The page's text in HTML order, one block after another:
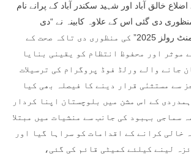
خالق آباد اور شہید سکندر آباد کے پرانے نام
دی گئی اس کے علاوہ کابینہ نے “دی
ہاسپٹل ویسٹ مینجمنٹ رولز 2025” کی منظوری دی تاکہ صحت کے
موثر اور محفوظ انتظام کو یقینی بنایا
جانے والے ورلڈ فوڈ پروگرام کی ترسیلات
سے مستثنٰی قرار دینے کا فیصلہ بھی کیا
کے اس مشن میں بلوچستان اپنا کردار
سماجی بہبود کی جانب سے منشیات میں مبتلا
خالی کرانے کے اقدامات کو سراہا گیا اور
لینے کیلئے کمیٹی قائم کی گئی،